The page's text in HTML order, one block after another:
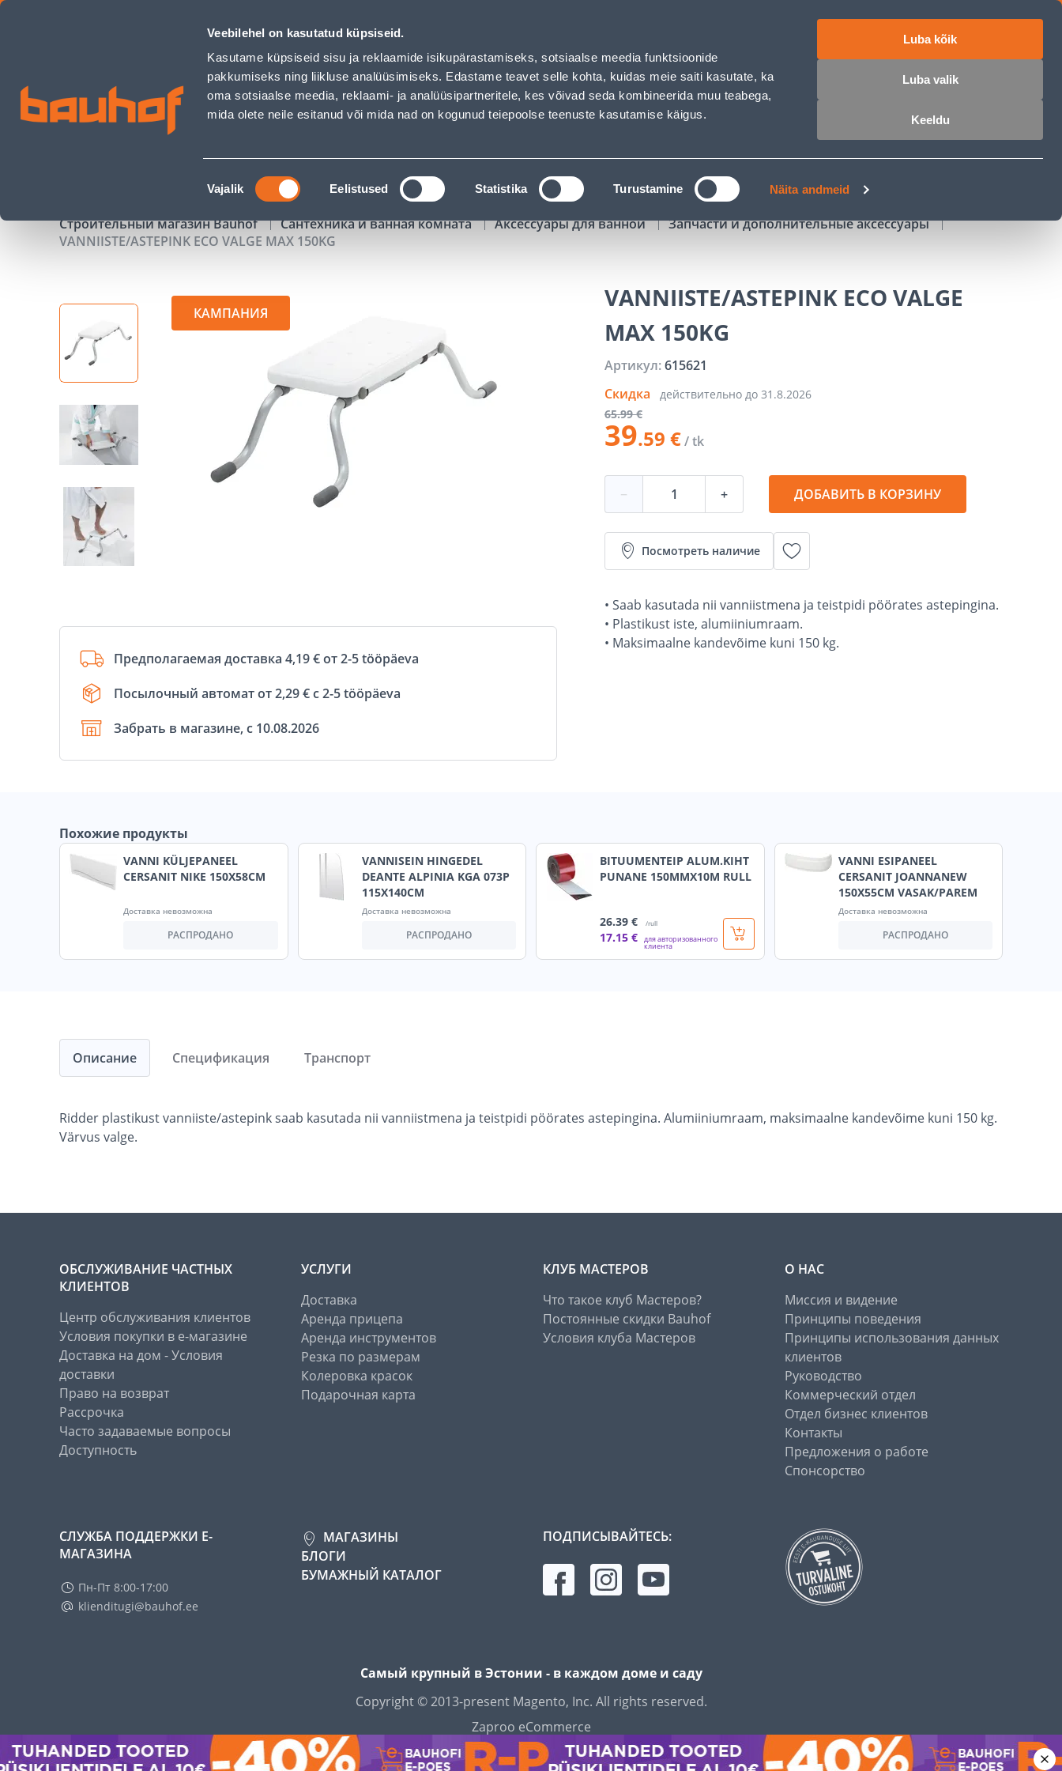
Veebilehel on kasutatud küpsiseid.
Kasutame küpsiseid sisu ja reklaamide isikupärastamiseks, sotsiaalse meedia funktsioonide
pakkumiseks ning liikluse analüüsimiseks. Edastame teavet selle kohta, kuidas meie saiti kasutate, ka
oma sotsiaalse meedia, reklaami- ja analüüsipartneritele, kes võivad seda kombineerida muu teabega,
mida olete neile esitanud või mida nad on kogunud teiepoolse teenuste kasutamise käigus.
Nõusoleku
valik
Vajalik Eelistused Statistika Turustamine Näita andmeid
Luba kõik
Luba valik
Keeldu
VANNIISTE/ASTEPINK ECO VALGE MAX 150KG - Bauhof has loaded
Обслуживание бизнес-клиентов Обслуживание частных клиентов Услуги Предложения о работе
ПОИСК
АКЦИИ КАТАЛОГИ АРЕНДА ИНСТРУМЕНТОВ РАССРОЧКА
Строительный магазин Bauhof Сантехника и ванная комната Аксессуары для ванной
Запчасти и дополнительные аксессуары
VANNIISTE/ASTEPINK ECO VALGE MAX 150KG
КАМПАНИЯ
Предполагаемая доставка 4,19 € от 2-5 tööpäeva
Посылочный автомат от 2,29 € с 2-5 tööpäeva
Забрать в магазине, с 10.08.2026
VANNIISTE/ASTEPINK ECO VALGE
MAX 150KG
Артикул:615621
Скидка
действительно до 31.8.2026
65.99 €
39.59 €/ tk
− + ДОБАВИТЬ В КОРЗИНУ
Посмотреть наличие
• Saab kasutada nii vanniistmena ja teistpidi pöörates astepingina.
• Plastikust iste, alumiiniumraam.
• Maksimaalne kandevõime kuni 150 kg.
Похожие продукты
VANNI KÜLJEPANEEL
CERSANIT NIKE 150X58CM
Доставка невозможна
РАСПРОДАНО
VANNISEIN HINGEDEL
DEANTE ALPINIA KGA 073P
115X140CM
Доставка невозможна
РАСПРОДАНО
BITUUMENTEIP ALUM.KIHT
PUNANE 150MMX10M RULL
26.39 € /rull
17.15 € для авторизованного
клиента
VANNI ESIPANEEL
CERSANIT JOANNANEW
150X55CM VASAK/PAREM
Доставка невозможна
РАСПРОДАНО
Описание
Ridder plastikust vanniiste/astepink saab kasutada nii vanniistmena ja teistpidi pöörates astepingina. Alumiiniumraam, maksimaalne kandevõime kuni 150 kg.
Värvus valge.
Спецификация Транспорт
ОБСЛУЖИВАНИЕ ЧАСТНЫХ
КЛИЕНТОВ
Центр обслуживания клиентов
Условия покупки в е-магазине
Доставка на дом - Условия
доставки
Право на возврат
Рассрочка
Часто задаваемые вопросы
Доступность
УСЛУГИ
Доставка
Аренда прицепа
Аренда инструментов
Резка по размерам
Колеровка красок
Подарочная карта
КЛУБ МАСТЕРОВ
Что такое клуб Мастеров?
Постоянные скидки Bauhof
Условия клуба Мастеров
О НАС
Миссия и видение
Принципы поведения
Принципы использования данных
клиентов
Руководство
Коммерческий отдел
Отдел бизнес клиентов
Контакты
Предложения о работе
Спонсорство
СЛУЖБА ПОДДЕРЖКИ Е-
МАГАЗИНА
Пн-Пт 8:00-17:00
klienditugi@bauhof.ee
МАГАЗИНЫ
БЛОГИ
БУМАЖНЫЙ КАТАЛОГ
ПОДПИСЫВАЙТЕСЬ:
Самый крупный в Эстонии - в каждом доме и саду
Copyright © 2013-present Magento, Inc. All rights reserved.
Zaproo eCommerce